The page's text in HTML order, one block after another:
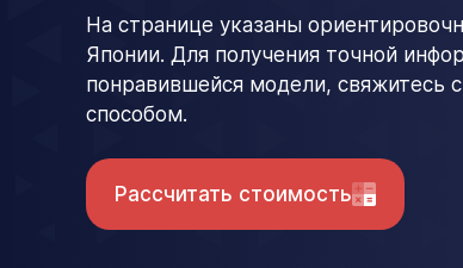
На странице указаны
Японии. Для получения точной
понравившейся модели,
способом.
Рассчитать стоимость